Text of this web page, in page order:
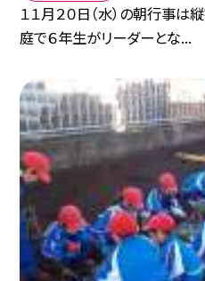
１１月２０日（水）の朝行事は
庭で６年生がリーダーとな...